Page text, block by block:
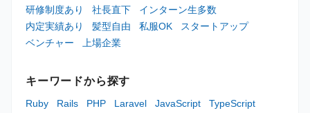
研修制度あり
社長直下
インターン生多数
内定実績あり
髪型自由 私服OK
スタートアップ
ベンチャー
上場企業
キーワードから探す
Ruby Rails PHP Laravel JavaScript
TypeScript